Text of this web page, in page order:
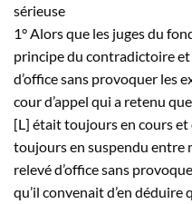
sérieuse
1° Alors que les juges du
principe du contradictoire
d’office sans provoquer les
cour d’appel qui a retenu
[L] était toujours en cours
toujours en suspendu entre
relevé d’office sans
qu’il convenait d’en déduire